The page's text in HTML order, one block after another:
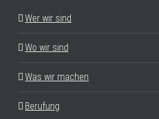
Wer wir sind
Wo wir sind
Was wir machen
Berufung